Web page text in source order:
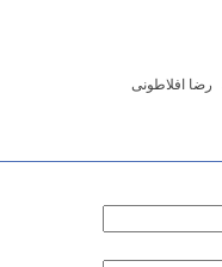
رضا افلاطونی